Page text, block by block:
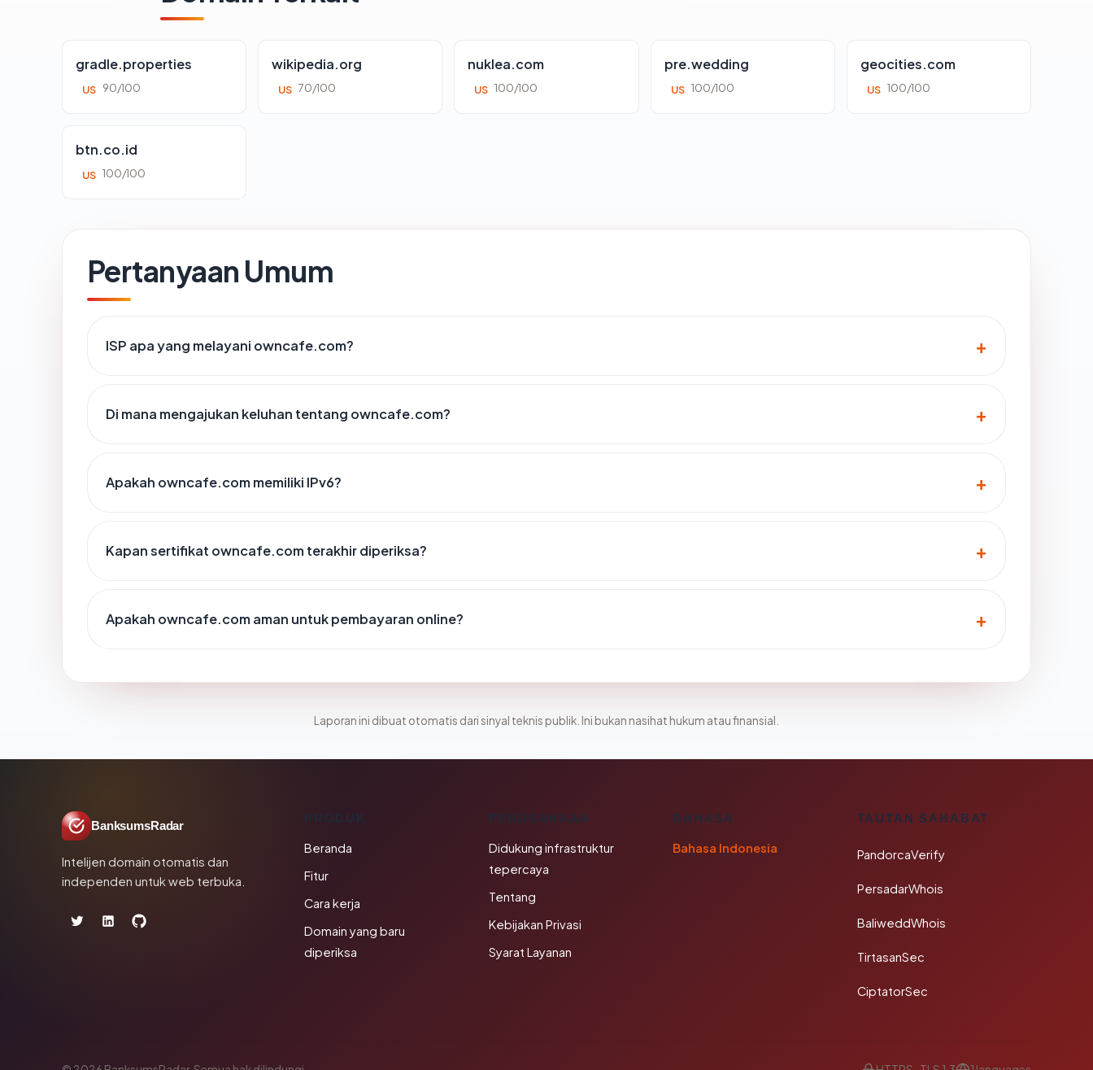
gradle.properties
US 90/100
wikipedia.org
US 70/100
nuklea.com
US 100/100
pre.wedding
US 100/100
geocities.com
US 100/100
btn.co.id
US 100/100
Pertanyaan Umum
ISP apa yang melayani owncafe.com?
Di mana mengajukan keluhan tentang owncafe.com?
Apakah owncafe.com memiliki IPv6?
Kapan sertifikat owncafe.com terakhir diperiksa?
Apakah owncafe.com aman untuk pembayaran online?
Laporan ini dibuat otomatis dari sinyal teknis publik. Ini bukan nasihat hukum atau finansial.
BanksumsRadar
Intelijen domain otomatis dan
independen untuk web terbuka.
Beranda
Fitur
Cara kerja
Domain yang baru
diperiksa
PERUSAHAAN
Didukung infrastruktur
tepercaya
Tentang
Kebijakan Privasi
Syarat Layanan
BAHASA
Bahasa Indonesia
TAUTAN SAHABAT
PandorcaVerify
PersadarWhois
BaliweddWhois
TirtasanSec
CiptatorSec